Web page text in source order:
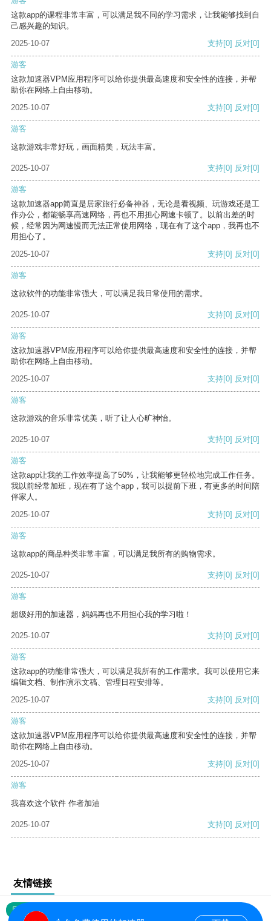
这款app的课程非常丰富，可以满足我不同的学习需求，让我能够找到自
己感兴趣的知识。
2025-10-07
支持[0] 反对[0]
游客
这款加速器VPM应用程序可以给你提供最高速度和安全性的连接，并帮
助你在网络上自由移动。
2025-10-07
支持[0] 反对[0]
游客
这款游戏非常好玩，画面精美，玩法丰富。
2025-10-07 支持[0] 反对[0]
游客
这款加速器app简直是居家旅行必备神器，无论是看视频、玩游戏还是工
作办公，都能畅享高速网络，再也不用担心网速卡顿了。以前出差的时
候，经常因为网速慢而无法正常使用网络，现在有了这个app，我再也不
用担心了。
2025-10-07
支持[0] 反对[0]
游客
这款软件的功能非常强大，可以满足我日常使用的需求。
2025-10-07 支持[0] 反对[0]
游客
这款加速器VPM应用程序可以给你提供最高速度和安全性的连接，并帮
助你在网络上自由移动。
2025-10-07
支持[0] 反对[0]
游客
这款游戏的音乐非常优美，听了让人心旷神怡。
2025-10-07 支持[0] 反对[0]
游客
这款app让我的工作效率提高了50%，让我能够更轻松地完成工作任务。
我以前经常加班，现在有了这个app，我可以提前下班，有更多的时间陪
伴家人。
2025-10-07
支持[0] 反对[0]
游客
这款app的商品种类非常丰富，可以满足我所有的购物需求。
2025-10-07 支持[0] 反对[0]
游客
超级好用的加速器，妈妈再也不用担心我的学习啦！
2025-10-07 支持[0] 反对[0]
游客
这款app的功能非常强大，可以满足我所有的工作需求。我可以使用它来
编辑文档、制作演示文稿、管理日程安排等。
2025-10-07
支持[0] 反对[0]
游客
这款加速器VPM应用程序可以给你提供最高速度和安全性的连接，并帮
助你在网络上自由移动。
2025-10-07
支持[0] 反对[0]
游客
我喜欢这个软件 作者加油
2025-10-07 支持[0] 反对[0]
友情链接
网站地图